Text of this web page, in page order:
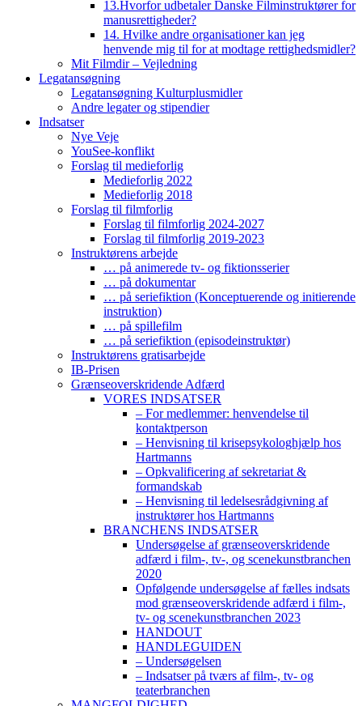
13.Hvorfor udbetaler Danske Filminstruktører for
manusrettigheder?
14. Hvilke andre organisationer kan jeg
henvende mig til for at modtage rettighedsmidler?
Mit Filmdir – Vejledning
Legatansøgning
Legatansøgning Kulturplusmidler
Andre legater og stipendier
Indsatser
Nye Veje
YouSee-konflikt
Forslag til medieforlig
Medieforlig 2022
Medieforlig 2018
Forslag til filmforlig
Forslag til filmforlig 2024-2027
Forslag til filmforlig 2019-2023
Instruktørens arbejde
… på animerede tv- og fiktionsserier
… på dokumentar
… på seriefiktion (Konceptuerende og initierende
instruktion)
… på spillefilm
… på seriefiktion (episodeinstruktør)
Instruktørens gratisarbejde
IB-Prisen
Grænseoverskridende Adfærd
VORES INDSATSER
– For medlemmer: henvendelse til
kontaktperson
– Henvisning til krisepsykologhjælp hos
Hartmanns
– Opkvalificering af sekretariat &
formandskab
– Henvisning til ledelsesrådgivning af
instruktører hos Hartmanns
BRANCHENS INDSATSER
Undersøgelse af grænseoverskridende
adfærd i film-, tv-, og scenekunstbranchen
2020
Opfølgende undersøgelse af fælles indsats
mod grænseoverskridende adfærd i film-,
tv- og scenekunstbranchen 2023
HANDOUT
HANDLEGUIDEN
– Undersøgelsen
– Indsatser på tværs af film-, tv- og
teaterbranchen